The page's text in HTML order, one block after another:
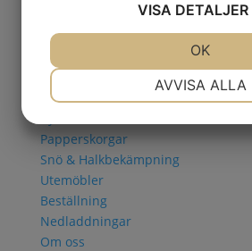
Rullbanor
Vagnar & Hyllvagnar
Utomhusmiljö
Askkoppar
Papperskorgar
Snö & Halkbekämpning
Utemöbler
Beställning
Nedladdningar
Om oss
VISA DETALJER
MARKNADSFÖRING
AVVISA ALLA
OK